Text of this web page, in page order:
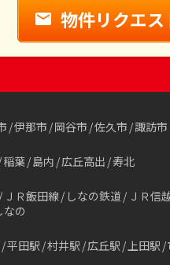
物件リクエス
伊那市 岡谷市 佐久市 諏訪市
稲葉 島内 広丘高出 寿北
ＪＲ飯田線 しなの鉄道 ＪＲ信
なの
平田駅 村井駅 広丘駅 上田駅